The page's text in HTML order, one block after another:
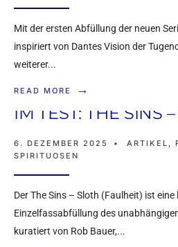
Mit der ersten Abfüllung der neuen
inspiriert von Dantes Vision der
weiterer...
READ MORE →
IM TEST: THE SINS
6. DEZEMBER 2025 • ARTIKEL ,
SPIRITUOSEN
Der The Sins – Sloth (Faulheit) ist
Einzelfassabfüllung des
kuratiert von Rob Bauer,...
IM TEST:
NAVY BLEND
26. NOVEMBER 2025
SPIRITUOSEN